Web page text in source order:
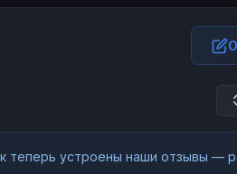
теперь устроены наши отзывы —